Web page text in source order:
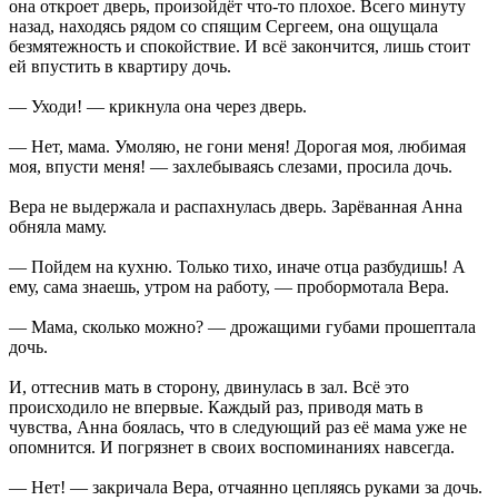
она откроет дверь, произойдёт что-то плохое. Всего минуту
назад, находясь рядом со спящим Сергеем, она ощущала
безмятежность и спокойствие. И всё закончится, лишь стоит
ей впустить в квартиру дочь.
— Уходи! — крикнула она через дверь.
— Нет, мама. Умоляю, не гони меня! Дорогая моя, любимая
моя, впусти меня! — захлебываясь слезами, просила дочь.
Вера не выдержала и распахнулась дверь. Зарёванная Анна
обняла маму.
— Пойдем на кухню. Только тихо, иначе отца разбудишь! А
ему, сама знаешь, утром на работу, — пробормотала Вера.
— Мама, сколько можно? — дрожащими губами прошептала
дочь.
И, оттеснив мать в сторону, двинулась в зал. Всё это
происходило не впервые. Каждый раз, приводя мать в
чувства, Анна боялась, что в следующий раз её мама уже не
опомнится. И погрязнет в своих воспоминаниях навсегда.
— Нет! — закричала Вера, отчаянно цепляясь руками за дочь.